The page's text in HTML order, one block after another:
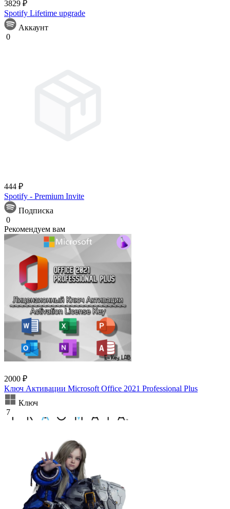
3829 ₽
Spotify Lifetime upgrade
Аккаунт
0
444 ₽
Spotify - Premium Invite
Подписка
0
Рекомендуем вам
2000 ₽
Ключ Активации Microsoft Office 2021 Professional Plus
Ключ
7